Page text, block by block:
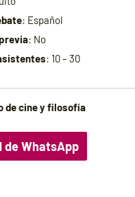
: Español
: No
: 10 – 30
de cine y filosofía
de WhatsApp